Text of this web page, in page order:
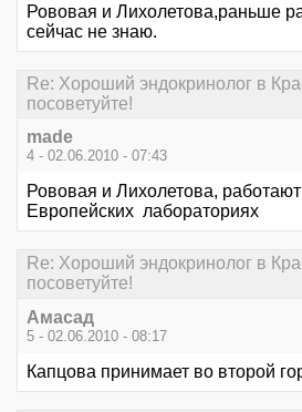
Рововая и Лихолетова,раньше
сейчас не знаю.
Re: Хороший эндокринолог в
посоветуйте!
made
4 - 02.06.2010 - 07:43
Рововая и Лихолетова,
Европейских лабораториях
Re: Хороший эндокринолог в
посоветуйте!
Амасад
5 - 02.06.2010 - 08:17
Капцова принимает во второй